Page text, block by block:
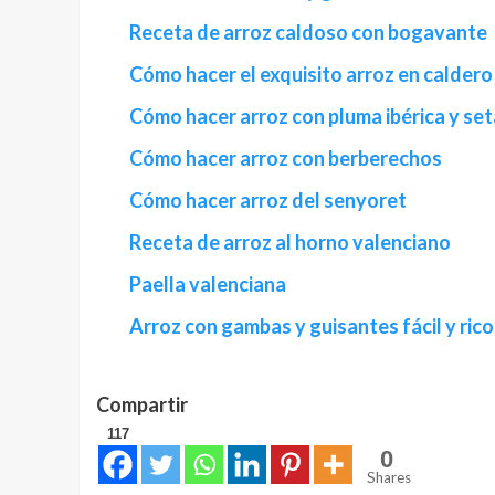
Receta de arroz caldoso con bogavante
Cómo hacer el exquisito arroz en caldero
Cómo hacer arroz con pluma ibérica y
Cómo hacer arroz con berberechos
Cómo hacer arroz del senyoret
Receta de arroz al horno valenciano
Paella valenciana
Arroz con gambas y guisantes fácil y rico
Compartir
117
0
Shares